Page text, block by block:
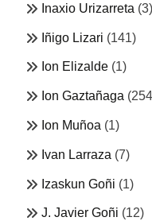
Inaxio Urizarreta (3)
Iñigo Lizari (141)
Ion Elizalde (1)
Ion Gaztañaga
Ion Muñoa (1)
Ivan Larraza (7)
Izaskun Goñi (1)
J. Javier Goñi (12)